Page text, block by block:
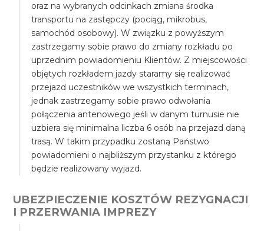
oraz na wybranych odcinkach zmiana środka
transportu na zastępczy (pociąg, mikrobus,
samochód osobowy). W związku z powyższym
zastrzegamy sobie prawo do zmiany rozkładu po
uprzednim powiadomieniu Klientów. Z miejscowości
objętych rozkładem jazdy staramy się realizować
przejazd uczestników we wszystkich terminach,
jednak zastrzegamy sobie prawo odwołania
połączenia antenowego jeśli w danym turnusie nie
uzbiera się minimalna liczba 6 osób na przejazd daną
trasą. W takim przypadku zostaną Państwo
powiadomieni o najbliższym przystanku z którego
będzie realizowany wyjazd.
UBEZPIECZENIE KOSZTÓW REZYGNACJI
I PRZERWANIA IMPREZY